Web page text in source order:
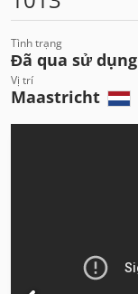
Tình trạng
Đã qua sử dụng
Vị trí
Maastricht